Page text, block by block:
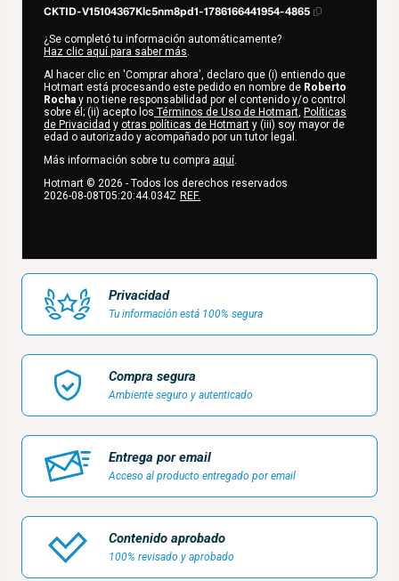
CKTID-V15104367Klc5nm8pd1-1786166441954-4865
¿Se completó tu información automáticamente?
Haz clic aquí para saber más.
Al hacer clic en 'Comprar ahora', declaro que (i) entiendo que
Hotmart está procesando este pedido en nombre de Roberto
Rocha y no tiene responsabilidad por el contenido y/o control
sobre él; (ii) acepto los Términos de Uso de Hotmart, Políticas
de Privacidad y otras políticas de Hotmart y (iii) soy mayor de
edad o autorizado y acompañado por un tutor legal.
Más información sobre tu compra aquí.
Hotmart © 2026 - Todos los derechos reservados
2026-08-08T05:20:44.034Z REF.
Privacidad
Tu información está 100% segura
Compra segura
Ambiente seguro y autenticado
Entrega por email
Acceso al producto entregado por email
Contenido aprobado
100% revisado y aprobado